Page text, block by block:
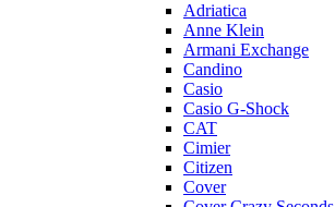
Adriatica
Anne Klein
Armani Exchange
Candino
Casio
Casio G-Shock
CAT
Cimier
Citizen
Cover